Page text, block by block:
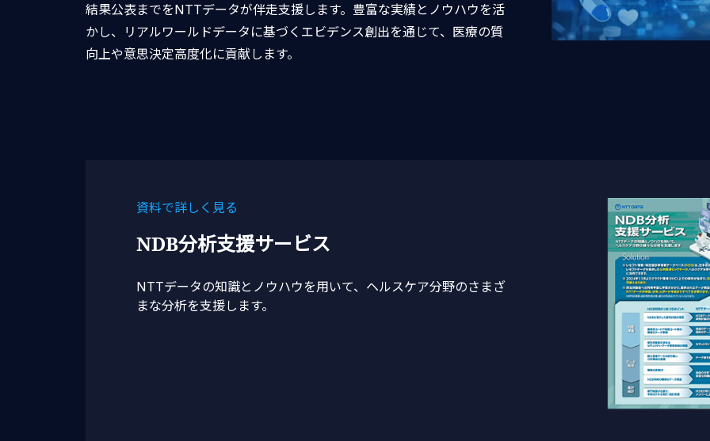
結果公表までをNTTデータが伴走支援します。豊富な実績とノウハウを活
かし、リアルワールドデータに基づくエビデンス創出を通じて、医療の質
向上や意思決定高度化に貢献します。
資料で詳しく見る
NDB分析支援サービス
NTTデータの知識とノウハウを用いて、ヘルスケア分野のさまざ
まな分析を支援します。